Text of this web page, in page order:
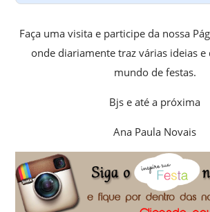
Faça uma visita e participe da nossa
onde diariamente traz várias ideias e
mundo de festas.
Bjs e até a próxima
Ana Paula Novais